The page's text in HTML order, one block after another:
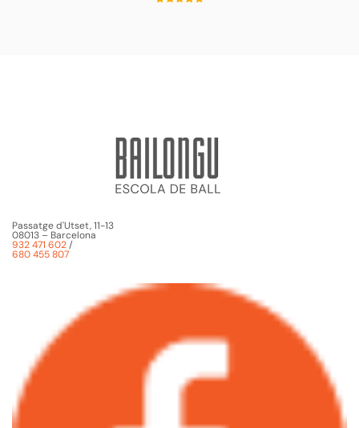
Passatge d'Utset, 11-13
08013 – Barcelona
932 471 602/
680 455 807